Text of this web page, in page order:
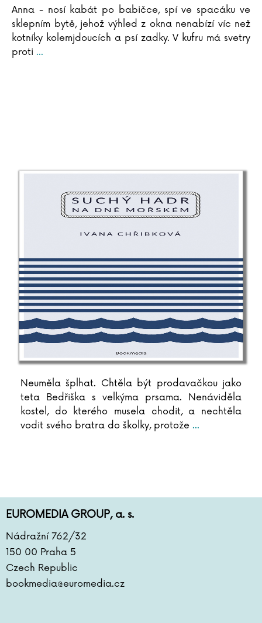
Petr Gelnar
Clive Gifford
Wojciech Gil
Elizabeth Gilbertová
Michal Gulyáš
Kryštof Hádek
Chris Hadfield
Arthur Hailey
Markéta Harasimová
Jaroslav Havlíček
Stephen Hawking
Jakub Hejdánek
Jane Heyes
Stephanie Hiekmannová
Napoleon Hill
Peter Hince
Lukáš Hlavica
Jana Holcová
Jorn Lier Horst
Susana Hoslet Barrios
Ľubica Hroncová
Vanda Hybnerová
Dana Chodilová
F. Christiane
Anna - nosí kabát po babičce, spí ve spacáku ve
sklepním bytě, jehož výhled z okna nenabízí víc než
kotníky kolemjdoucích a psí zadky. V kufru má svetry
proti ...
Neuměla šplhat. Chtěla být prodavačkou jako
teta Bedřiška s velkýma prsama. Nenáviděla
kostel, do kterého musela chodit, a nechtěla
vodit svého bratra do školky, protože ...
EUROMEDIA GROUP, a. s.
Nádražní 762/32
150 00 Praha 5
Czech Republic
bookmedia@euromedia.cz